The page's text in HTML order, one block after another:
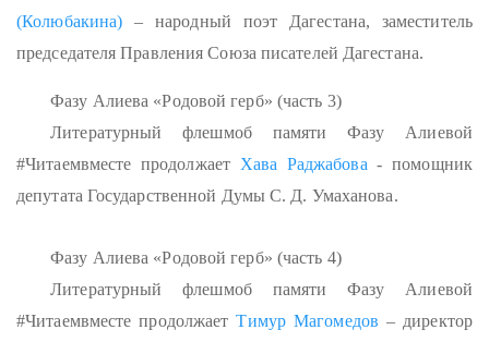
(Колюбакина) – народный поэт Дагестана, заместитель
председателя Правления Союза писателей Дагестана.
Фазу Алиева «Родовой герб» (часть 3)
Литературный флешмоб памяти Фазу Алиевой
#Читаемвместе продолжает Хава Раджабова - помощник
депутата Государственной Думы С. Д. Умаханова.
Фазу Алиева «Родовой герб» (часть 4)
Литературный флешмоб памяти Фазу Алиевой
#Читаемвместе продолжаетТимур Магомедов – директор